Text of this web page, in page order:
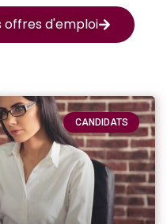
CANDIDATS
offres d'emploi